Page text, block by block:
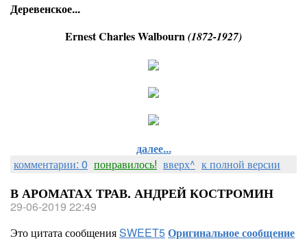
Деревенское...
Ernest Charles Walbourn(1872-1927)
далее...
комментарии: 0 понравилось! вверх^ к полной версии
В АРОМАТАХ ТРАВ. АНДРЕЙ КОСТРОМИН
29-06-2019 22:49
Это цитата сообщенияSWEET5Оригинальное сообщение